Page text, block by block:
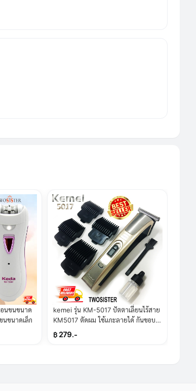
นขนขนาด
นขนาดเล็ก
kemei รุ่น KM-5017 ปัตตาเลี่ยนไร้สาย
KM5017 ตัดผม ใช้แกะลายได้ กันขอบ
ได้ ตัดดีเสียงไม่ดัง By Twosister
฿ 279.-